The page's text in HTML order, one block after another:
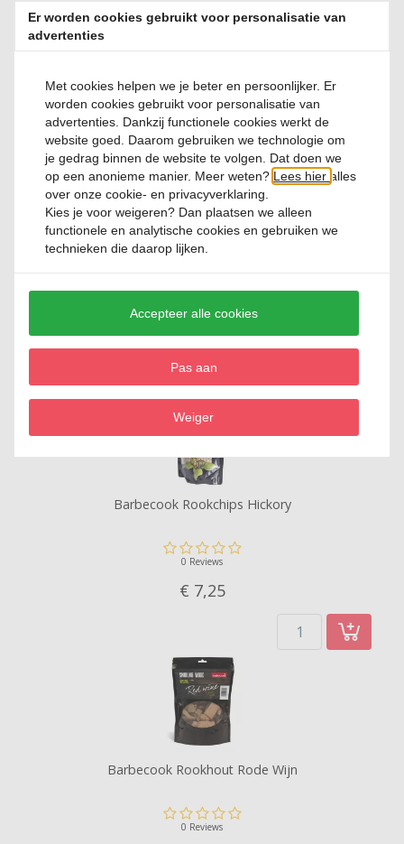
Barbecook Rookchips Kers
Barbecook Rookchips Hickory
0 Reviews
€ 7,25
Barbecook Rookhout Rode Wijn
0 Reviews
Er worden cookies gebruikt voor personalisatie van
advertenties
Met cookies helpen we je beter en persoonlijker. Er
worden cookies gebruikt voor personalisatie van
advertenties. Dankzij functionele cookies werkt de
website goed. Daarom gebruiken we technologie om
je gedrag binnen de website te volgen. Dat doen we
op een anonieme manier. Meer weten?Lees hieralles
over onze cookie- en privacyverklaring.
Kies je voorweigeren? Dan plaatsen we alleen
functionele en analytische cookies en gebruiken we
technieken die daarop lijken.
Accepteer alle cookies
Pas aan
Weiger